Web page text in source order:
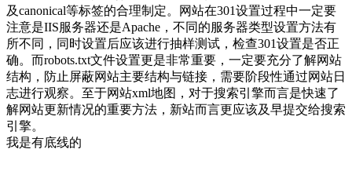
及canonical等标签的合理制定。网站在301设置过程中一定要
注意是IIS服务器还是Apache，不同的服务器类型设置方法有
所不同，同时设置后应该进行抽样测试，检查301设置是否正
确。而robots.txt文件设置更是非常重要，一定要充分了解网站
结构，防止屏蔽网站主要结构与链接，需要阶段性通过网站日
志进行观察。至于网站xml地图，对于搜索引擎而言是快速了
解网站更新情况的重要方法，新站而言更应该及早提交给搜索
引擎。
我是有底线的